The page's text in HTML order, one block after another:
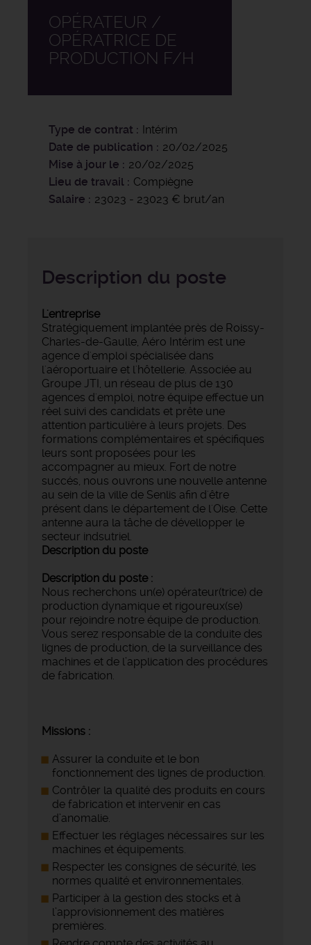
OPÉRATEUR /
OPÉRATRICE DE
PRODUCTION F/H
Type de contrat
Intérim
Date de publication
20/02/2025
Mise à jour le
20/02/2025
Lieu de travail
Compiègne
Salaire
23023 - 23023 € brut/an
Description du poste
L'entreprise
Stratégiquement implantée près de Roissy-
Charles-de-Gaulle, Aéro Intérim est une
agence d'emploi spécialisée dans
l'aéroportuaire et l'hôtellerie. Associée au
Groupe JTI, un réseau de plus de 130
agences d'emploi, notre équipe effectue un
réel suivi des candidats et prête une
attention particulière à leurs projets. Des
formations complémentaires et spécifiques
leurs sont proposées pour les
accompagner au mieux. Fort de notre
succés, nous ouvrons une nouvelle antenne
au sein de la ville de Senlis afin d'être
présent dans le département de l'Oise. Cette
antenne aura la tâche de dévellopper le
secteur indsutriel.
Description du poste
Description du poste :
Nous recherchons un(e) opérateur(trice) de
production dynamique et rigoureux(se)
pour rejoindre notre équipe de production.
Vous serez responsable de la conduite des
lignes de production, de la surveillance des
machines et de l’application des procédures
de fabrication.
Missions :
Assurer la conduite et le bon
fonctionnement des lignes de production.
Contrôler la qualité des produits en cours
de fabrication et intervenir en cas
d’anomalie.
Effectuer les réglages nécessaires sur les
machines et équipements.
Respecter les consignes de sécurité, les
normes qualité et environnementales.
Participer à la gestion des stocks et à
l’approvisionnement des matières
premières.